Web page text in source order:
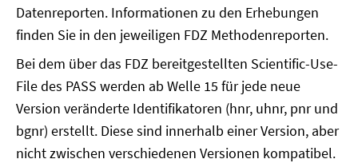
Datenreporten. Informationen zu den Erhebungen
finden Sie in den jeweiligen FDZ Methodenreporten.
Bei dem über das FDZ bereitgestellten Scientific-Use-
File des PASS werden ab Welle 15 für jede neue
Version veränderte Identifikatoren (hnr, uhnr, pnr und
bgnr) erstellt. Diese sind innerhalb einer Version, aber
nicht zwischen verschiedenen Versionen kompatibel.